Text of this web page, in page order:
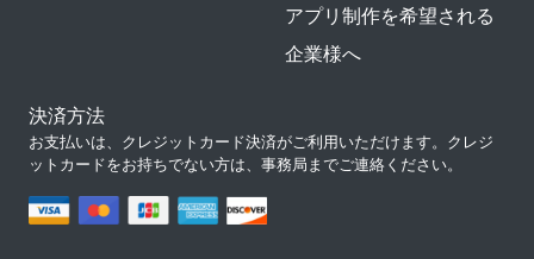
アプリ制作を希望される
企業様へ
決済方法
お支払いは、クレジットカード決済がご利用いただけます。クレジ
ットカードをお持ちでない方は、事務局までご連絡ください。